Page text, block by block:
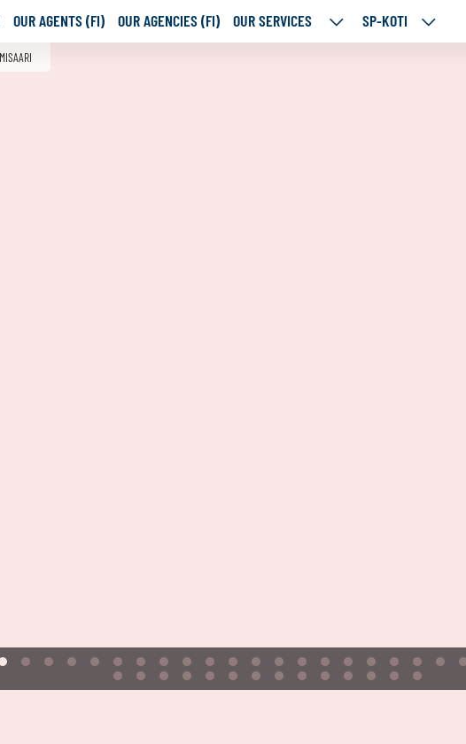
OUR AGENTS (FI) OUR AGENCIES (FI) OUR SERVICES
OUR
SP-KOTI
SP-